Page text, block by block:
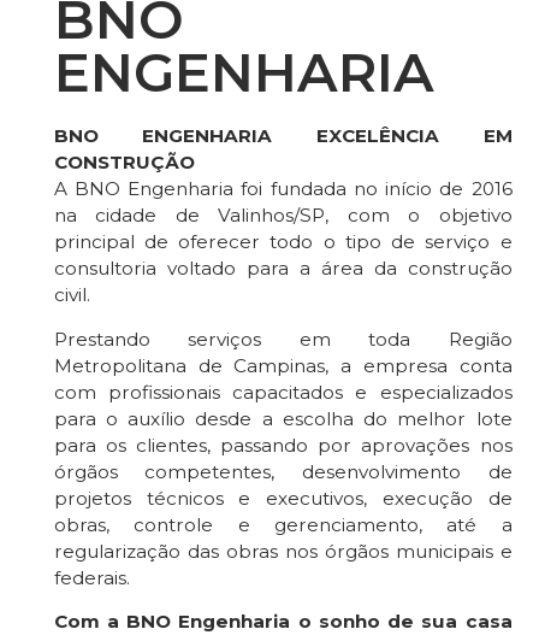
BNO
ENGENHARIA
BNO ENGENHARIA EXCELÊNCIA EM
CONSTRUÇÃO
A BNO Engenharia foi fundada no início de 2016
na cidade de Valinhos/SP, com o objetivo
principal de oferecer todo o tipo de serviço e
consultoria voltado para a área da construção
civil.
Prestando serviços em toda Região
Metropolitana de Campinas, a empresa conta
com profissionais capacitados e especializados
para o auxílio desde a escolha do melhor lote
para os clientes, passando por aprovações nos
órgãos competentes, desenvolvimento de
projetos técnicos e executivos, execução de
obras, controle e gerenciamento, até a
regularização das obras nos órgãos municipais e
federais.
Com a BNO Engenharia o sonho de sua casa